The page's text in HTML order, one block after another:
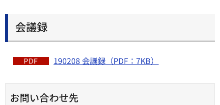
会議録
190208 会議録（PDF：7KB）
お問い合わせ先